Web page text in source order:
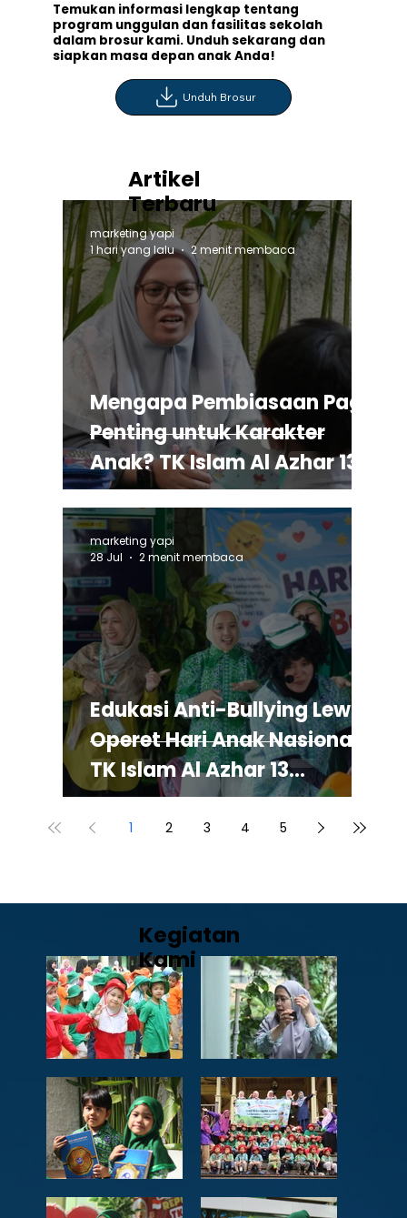
Temukan informasi lengkap tentang
program unggulan dan fasilitas sekolah
dalam brosur kami. Unduh sekarang dan
siapkan masa depan anak Anda!
Unduh Brosur
Mengapa Pembiasaan Pagi
Penting untuk Karakter
Anak? TK Islam Al Azhar 13
Rawamangun
marketing yapi
1 hari yang lalu
2 menit membaca
Edukasi Anti-Bullying Lewat
Operet Hari Anak Nasional
TK Islam Al Azhar 13
Rawamangun
marketing yapi
28 Jul
2 menit membaca
1 2 3 4 5
Artikel
Terbaru
Kegiatan
Kami